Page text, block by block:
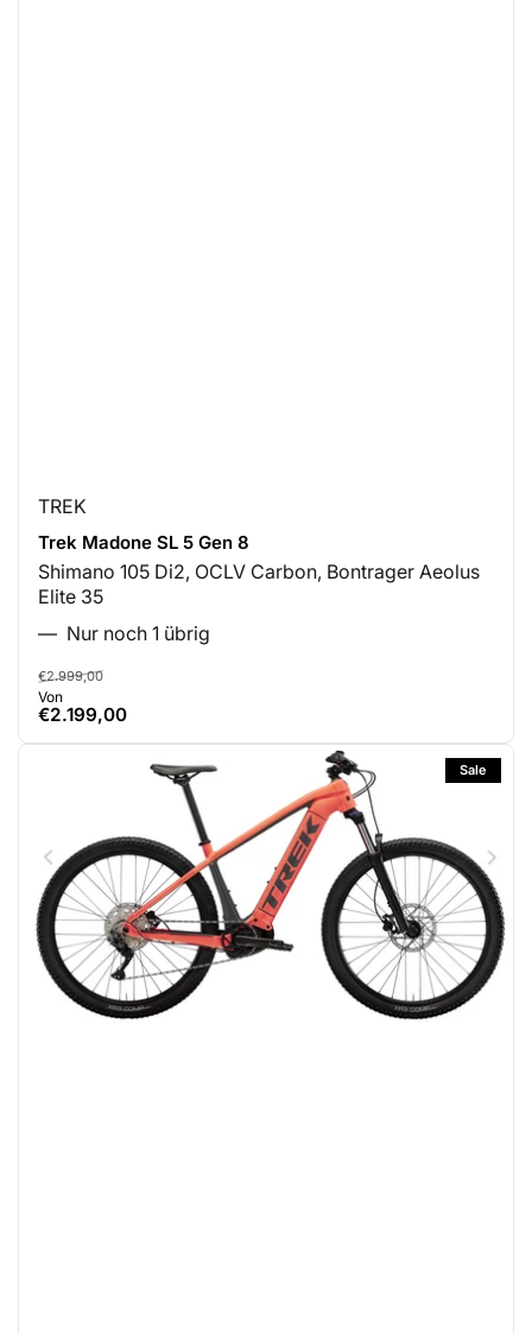
TREK
Trek Madone SL 5 Gen 8
Shimano 105 Di2, OCLV Carbon, Bontrager Aeolus
Elite 35
Nur noch 1 übrig
Normaler
Preis
€2.999,00Ausverkaufspreis
Von
€2.199,00
Sale